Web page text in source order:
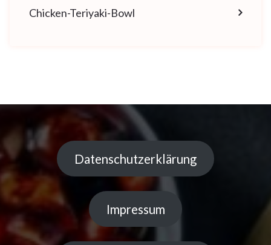
Chicken-Teriyaki-Bowl
Datenschutzerklärung
Impressum